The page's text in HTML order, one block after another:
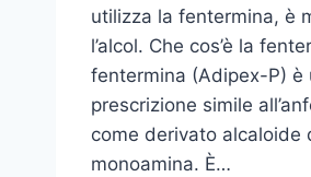
utilizza la fentermina, è
l’alcol. Che cos’è la
fentermina (Adipex-P) è
prescrizione simile
come derivato alcaloide
monoamina. È…